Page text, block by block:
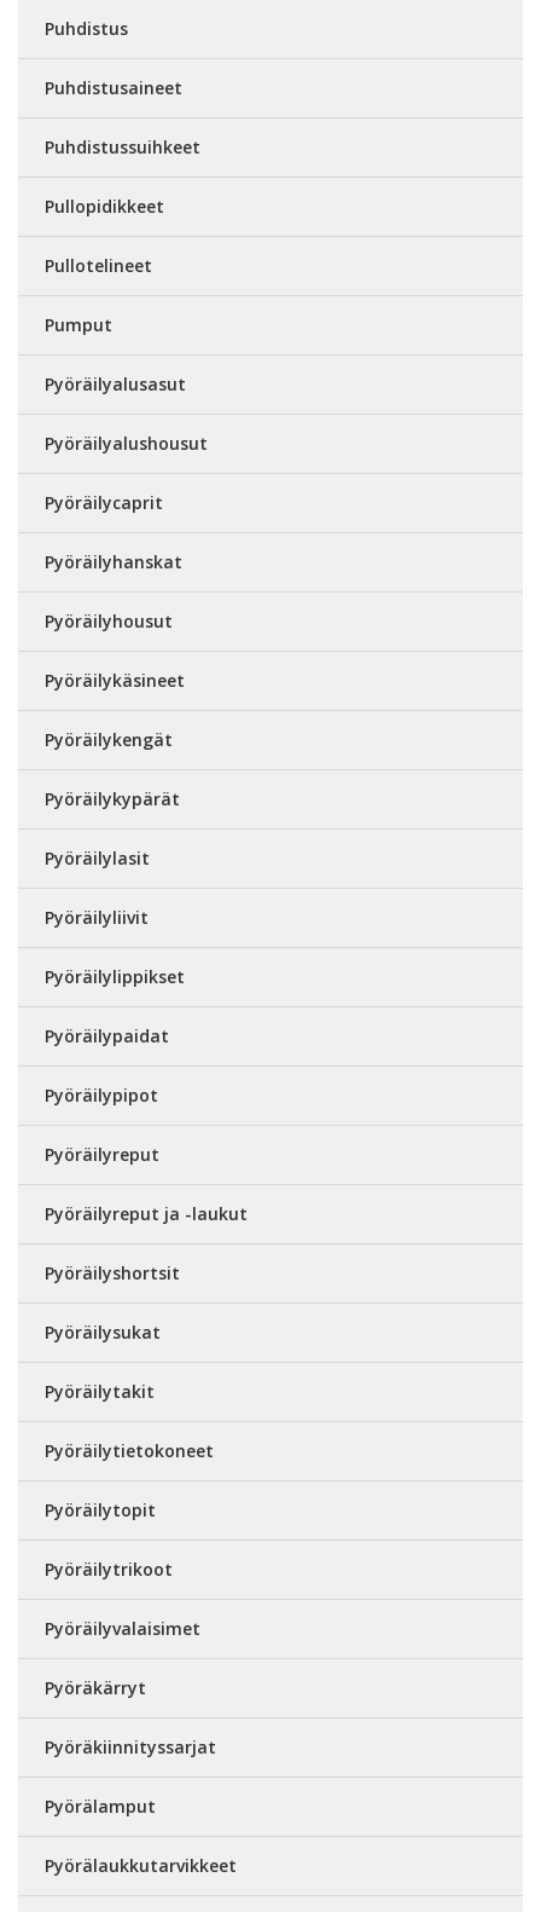
Puhdistus
Puhdistusaineet
Puhdistussuihkeet
Pullopidikkeet
Pullotelineet
Pumput
Pyöräilyalusasut
Pyöräilyalushousut
Pyöräilycaprit
Pyöräilyhanskat
Pyöräilyhousut
Pyöräilykäsineet
Pyöräilykengät
Pyöräilykypärät
Pyöräilylasit
Pyöräilyliivit
Pyöräilylippikset
Pyöräilypaidat
Pyöräilypipot
Pyöräilyreput
Pyöräilyreput ja -laukut
Pyöräilyshortsit
Pyöräilysukat
Pyöräilytakit
Pyöräilytietokoneet
Pyöräilytopit
Pyöräilytrikoot
Pyöräilyvalaisimet
Pyöräkärryt
Pyöräkiinnityssarjat
Pyörälamput
Pyörälaukkutarvikkeet